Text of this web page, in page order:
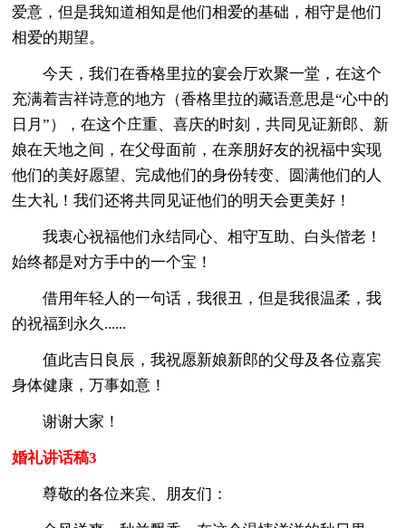
爱意，但是我知道相知是他们相爱的基础，相守是他们
相爱的期望。
今天，我们在香格里拉的宴会厅欢聚一堂，在这个
充满着吉祥诗意的地方（香格里拉的藏语意思是“心中的
日月”），在这个庄重、喜庆的时刻，共同见证新郎、新
娘在天地之间，在父母面前，在亲朋好友的祝福中实现
他们的美好愿望、完成他们的身份转变、圆满他们的人
生大礼！我们还将共同见证他们的明天会更美好！
我衷心祝福他们永结同心、相守互助、白头偕老！
始终都是对方手中的一个宝！
借用年轻人的一句话，我很丑，但是我很温柔，我
的祝福到永久......
值此吉日良辰，我祝愿新娘新郎的父母及各位嘉宾
身体健康，万事如意！
谢谢大家！
婚礼讲话稿3
尊敬的各位来宾、朋友们：